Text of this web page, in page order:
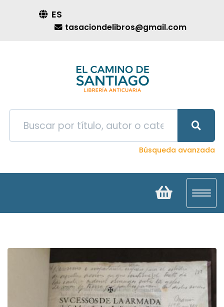
ES
tasaciondelibros@gmail.com
Búsqueda avanzada